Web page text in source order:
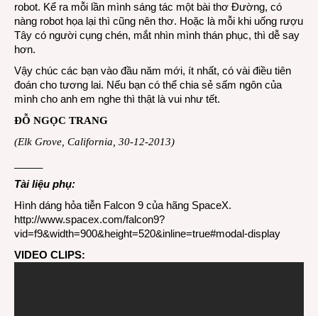
robot. Kể ra mỗi lần mình sáng tác một bài thơ Đường, có
nàng robot họa lại thì cũng nên thơ. Hoặc là mỗi khi uống rượu
Tây có người cụng chén, mắt nhìn mình thán phục, thì dễ say
hơn.
Vậy chúc các bạn vào đầu năm mới, ít nhất, có vài điều tiên
đoán cho tương lai. Nếu bạn có thể chia sẻ sấm ngôn của
mình cho anh em nghe thì thật là vui như tết.
ĐỖ NGỌC TRANG
(Elk Grove, California, 30-12-2013)
Tài liệu phụ:
Hình dáng hỏa tiễn Falcon 9 của hãng SpaceX.
http://www.spacex.com/falcon9?
vid=f9&width=900&height=520&inline=true#modal-display
VIDEO CLIPS: